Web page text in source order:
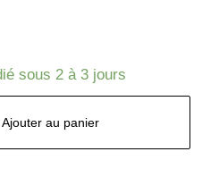
sous 2 à 3 jours
Ajouter au panier